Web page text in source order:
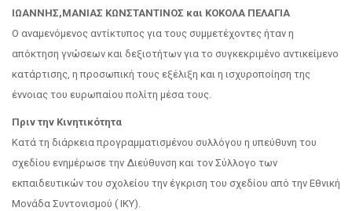
ΙΩΑΝΝΗΣ,ΜΑΝΙΑΣ ΚΩΝΣΤΑΝΤΙΝΟΣ και ΚΟΚΟΛΑ ΠΕΛΑΓΙΑ
Ο αναμενόμενος αντίκτυπος για τους συμμετέχοντες ήταν η
απόκτηση γνώσεων και δεξιοτήτων για το συγκεκριμένο αντικείμενο
κατάρτισης, η προσωπική τους εξέλιξη και η ισχυροποίηση της
έννοιας του ευρωπαίου πολίτη μέσα τους.
Πριν την Κινητικότητα
Κατά τη διάρκεια προγραμματισμένου συλλόγου η υπεύθυνη του
σχεδίου ενημέρωσε την Διεύθυνση και τον Σύλλογο των
εκπαιδευτικών του σχολείου την έγκριση του σχεδίου από την Εθνική
Μονάδα Συντονισμού ( ΙΚΥ).